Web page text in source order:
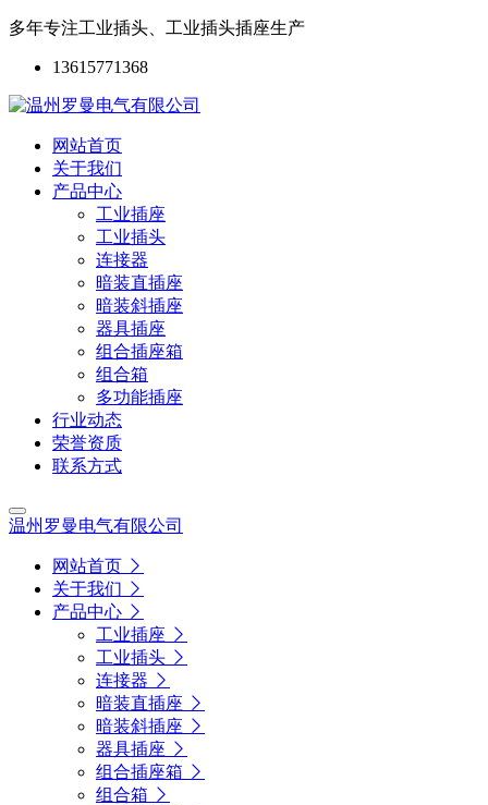
多年专注工业插头、工业插头插座生产
13615771368
网站首页
关于我们
产品中心
工业插座
工业插头
连接器
暗装直插座
暗装斜插座
器具插座
组合插座箱
组合箱
多功能插座
行业动态
荣誉资质
联系方式
温州罗曼电气有限公司
网站首页
关于我们
产品中心
工业插座
工业插头
连接器
暗装直插座
暗装斜插座
器具插座
组合插座箱
组合箱